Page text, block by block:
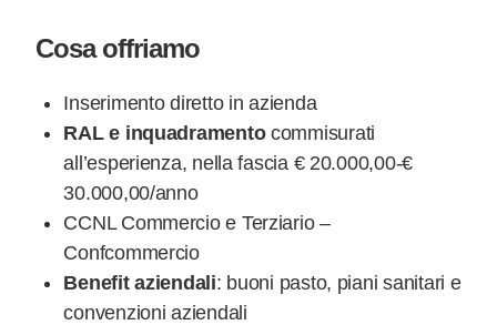
Cosa offriamo
Inserimento diretto in azienda
RAL e inquadramentocommisurati
all’esperienza, nella fascia € 20.000,00-€
30.000,00/anno
CCNL Commercio e Terziario –
Confcommercio
Benefit aziendali: buoni pasto, piani sanitari e
convenzioni aziendali